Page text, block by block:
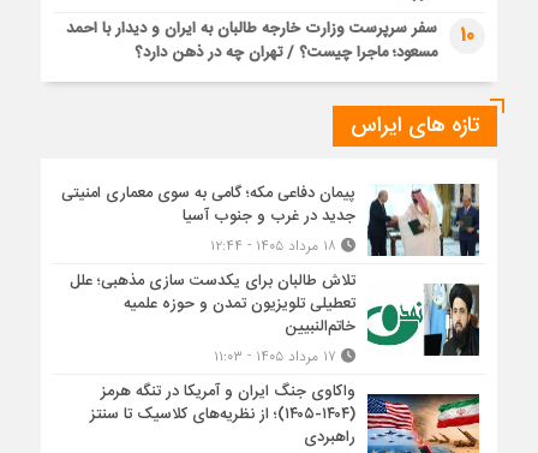
10
سفر سرپرست وزارت خارجه طالبان به ایران و دیدار با احمد
مسعود؛ ماجرا چیست؟ / تهران چه در ذهن دارد؟
تازه های ایراس
پیمان دفاعی مکه؛ گامی به سوی معماری امنیتی
جدید در غرب و جنوب آسیا
تلاش طالبان برای یکدست سازی مذهبی؛ علل
تعطیلی تلویزیون تمدن و حوزه علمیه
خاتم‌النبیین
واکاوی جنگ ایران و آمریکا در تنگه هرمز
(۱۴۰۴-۱۴۰۵)؛ از نظریه‌های کلاسیک تا سنتز
راهبردی